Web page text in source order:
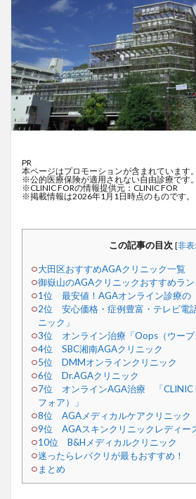
PR
本ページはプロモーションが含まれています。
※公的医療保険が適用されない自由診療です。
※CLINIC FORの情報提供元：CLINIC FOR
※掲載情報は2026年1月1日時点のものです。
この記事の目次 [非
大田区おすすめAGAクリニック一覧
御嶽山のAGAクリニックおすすめラ
1位 最安値！AGAオンライン診療の
2位 安心価格・症例豊富・テレビ電
ニック」
3位 オンライン治療「Oops（ウープ
4位 SBC湘南AGAクリニック
5位 DMMオンラインクリニック
6位 Dr.AGAクリニック
7位 オンラインAGA治療 「CLINIC
フォア）」
8位 AGAメディカルケアクリニック
9位 AGAスキンクリニックレディー
10位 B&Hメディカルクリニック
迷ったらレバクリが最もおすすめ！
まとめ